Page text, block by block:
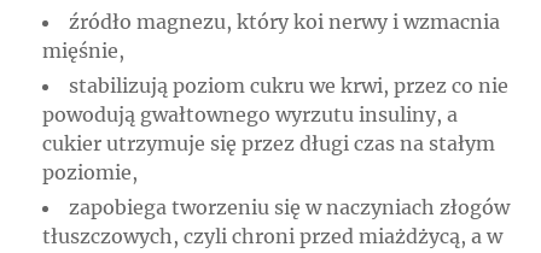
źródło magnezu, który koi nerwy i wzmacnia
mięśnie,
stabilizują poziom cukru we krwi, przez co nie
powodują gwałtownego wyrzutu insuliny, a
cukier utrzymuje się przez długi czas na stałym
poziomie,
zapobiega tworzeniu się w naczyniach złogów
tłuszczowych, czyli chroni przed miażdżycą, a w